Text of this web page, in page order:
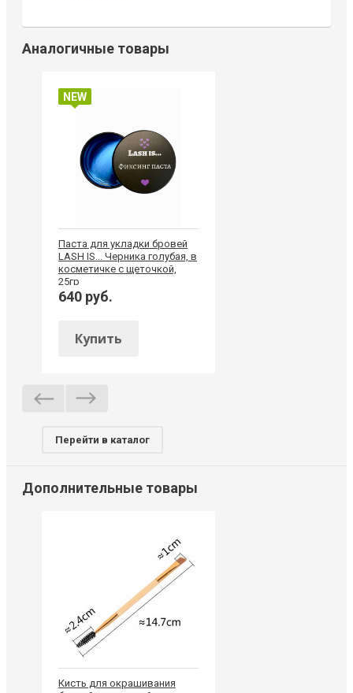
Аналогичные товары
NEW
Паста для укладки бровей
LASH IS... Черника голубая, в
косметичке с щеточкой,
25гр
640 руб.
Купить
Перейти в каталог
Дополнительные товары
Кисть для окрашивания